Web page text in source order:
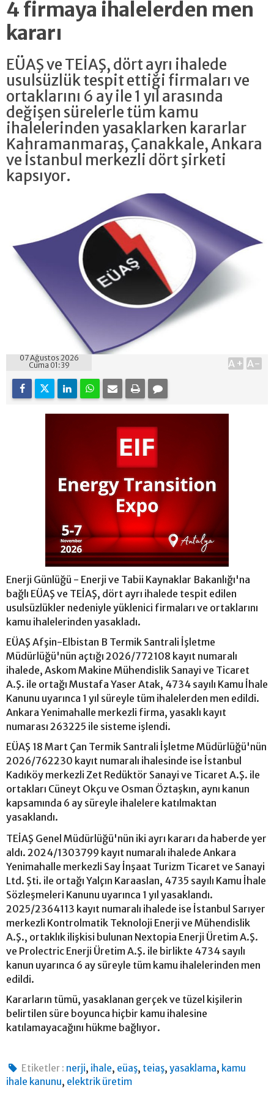
4 firmaya ihalelerden men
kararı
EÜAŞ ve TEİAŞ, dört ayrı ihalede
usulsüzlük tespit ettiği firmaları ve
ortaklarını 6 ay ile 1 yıl arasında
değişen sürelerle tüm kamu
ihalelerinden yasaklarken kararlar
Kahramanmaraş, Çanakkale, Ankara
ve İstanbul merkezli dört şirketi
kapsıyor.
07 Ağustos 2026
Cuma 01:39
A+ A-
Enerji Günlüğü - Enerji ve Tabii Kaynaklar Bakanlığı'na
bağlı EÜAŞ ve TEİAŞ, dört ayrı ihalede tespit edilen
usulsüzlükler nedeniyle yüklenici firmaları ve ortaklarını
kamu ihalelerinden yasakladı.
EÜAŞ Afşin-Elbistan B Termik Santrali İşletme
Müdürlüğü'nün açtığı 2026/772108 kayıt numaralı
ihalede, Askom Makine Mühendislik Sanayi ve Ticaret
A.Ş. ile ortağı Mustafa Yaser Atak, 4734 sayılı Kamu İhale
Kanunu uyarınca 1 yıl süreyle tüm ihalelerden men edildi.
Ankara Yenimahalle merkezli firma, yasaklı kayıt
numarası 263225 ile sisteme işlendi.
EÜAŞ 18 Mart Çan Termik Santrali İşletme Müdürlüğü'nün
2026/762230 kayıt numaralı ihalesinde ise İstanbul
Kadıköy merkezli Zet Redüktör Sanayi ve Ticaret A.Ş. ile
ortakları Cüneyt Okçu ve Osman Öztaşkın, aynı kanun
kapsamında 6 ay süreyle ihalelere katılmaktan
yasaklandı.
TEİAŞ Genel Müdürlüğü'nün iki ayrı kararı da haberde yer
aldı. 2024/1303799 kayıt numaralı ihalede Ankara
Yenimahalle merkezli Say İnşaat Turizm Ticaret ve Sanayi
Ltd. Şti. ile ortağı Yalçın Karaaslan, 4735 sayılı Kamu İhale
Sözleşmeleri Kanunu uyarınca 1 yıl yasaklandı.
2025/2364113 kayıt numaralı ihalede ise İstanbul Sarıyer
merkezli Kontrolmatik Teknoloji Enerji ve Mühendislik
A.Ş., ortaklık ilişkisi bulunan Nextopia Enerji Üretim A.Ş.
ve Prolectric Enerji Üretim A.Ş. ile birlikte 4734 sayılı
kanun uyarınca 6 ay süreyle tüm kamu ihalelerinden men
edildi.
Kararların tümü, yasaklanan gerçek ve tüzel kişilerin
belirtilen süre boyunca hiçbir kamu ihalesine
katılamayacağını hükme bağlıyor.
Etiketler : nerji, ihale, eüaş, teiaş,yasaklama, kamu
ihale kanunu, elektrik üretim